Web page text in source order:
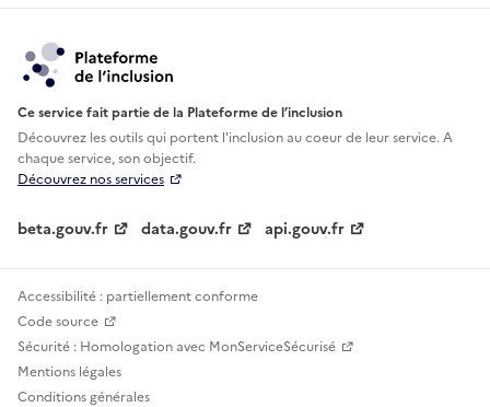
Ce service fait partie de la Plateforme de l’inclusion
Découvrez les outils qui portent l'inclusion aucoeur de leur service. A
chaque service, son objectif.
Découvrez nos services
beta.gouv.fr data.gouv.fr api.gouv.fr
Accessibilité : partiellement conforme
Code source
Sécurité : Homologation avec MonServiceSécurisé
Mentions légales
Conditions générales